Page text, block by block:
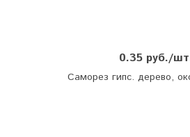
0.35 руб./
Саморез гипс. дерево,